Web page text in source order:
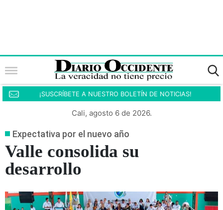
¡SUSCRÍBETE A NUESTRO BOLETÍN DE NOTICIAS!
Cali, agosto 6 de 2026.
Expectativa por el nuevo año
Valle consolida su
desarrollo